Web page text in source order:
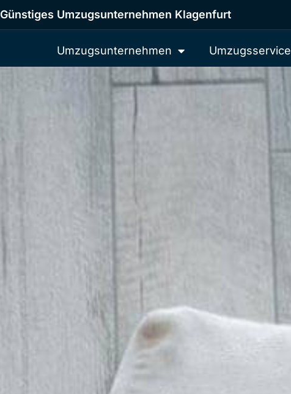
Günstiges Umzugsunternehmen Klagenfurt
Umzugsunternehmen Umzugsservice